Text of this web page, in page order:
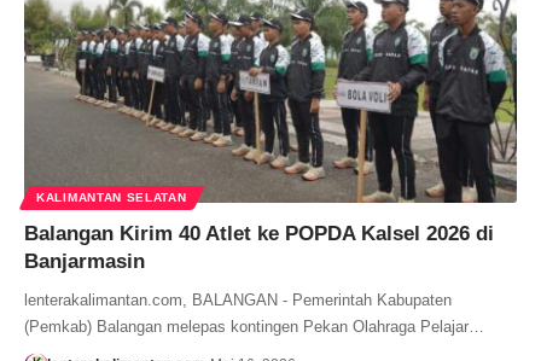
KALIMANTAN SELATAN
Balangan Kirim 40 Atlet ke POPDA Kalsel 2026 di
Banjarmasin
lenterakalimantan.com, BALANGAN - Pemerintah Kabupaten
(Pemkab) Balangan melepas kontingen Pekan Olahraga Pelajar…